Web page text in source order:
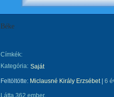
Béke
Címkék:
Kategória: Saját
Feltöltötte: Miclausné Király Erzsébet| 6
Látta 362 ember.